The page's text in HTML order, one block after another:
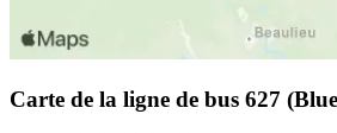
Carte de la ligne de bus 627